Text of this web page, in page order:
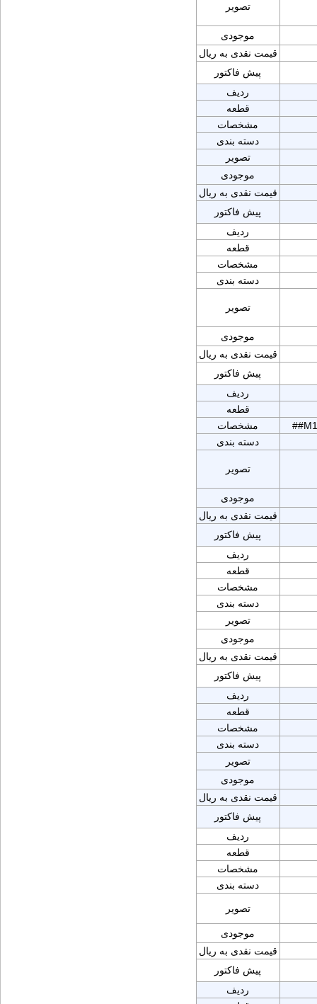
تصویر
موجودی
قیمت نقدی به ریال
پیش فاکتور
ردیف
قطعه
مشخصات
دسته بندی
تصویر
موجودی
قیمت نقدی به ریال
پیش فاکتور
ردیف
قطعه
مشخصات
دسته بندی
تصویر
موجودی
قیمت نقدی به ریال
پیش فاکتور
ردیف
قطعه
مشخصات
دسته بندی
تصویر
موجودی
قیمت نقدی به ریال
پیش فاکتور
ردیف
قطعه
مشخصات
دسته بندی
تصویر
موجودی
قیمت نقدی به ریال
پیش فاکتور
ردیف
قطعه
مشخصات
دسته بندی
تصویر
موجودی
قیمت نقدی به ریال
پیش فاکتور
ردیف
قطعه
مشخصات
دسته بندی
تصویر
موجودی
قیمت نقدی به ریال
پیش فاکتور
ردیف